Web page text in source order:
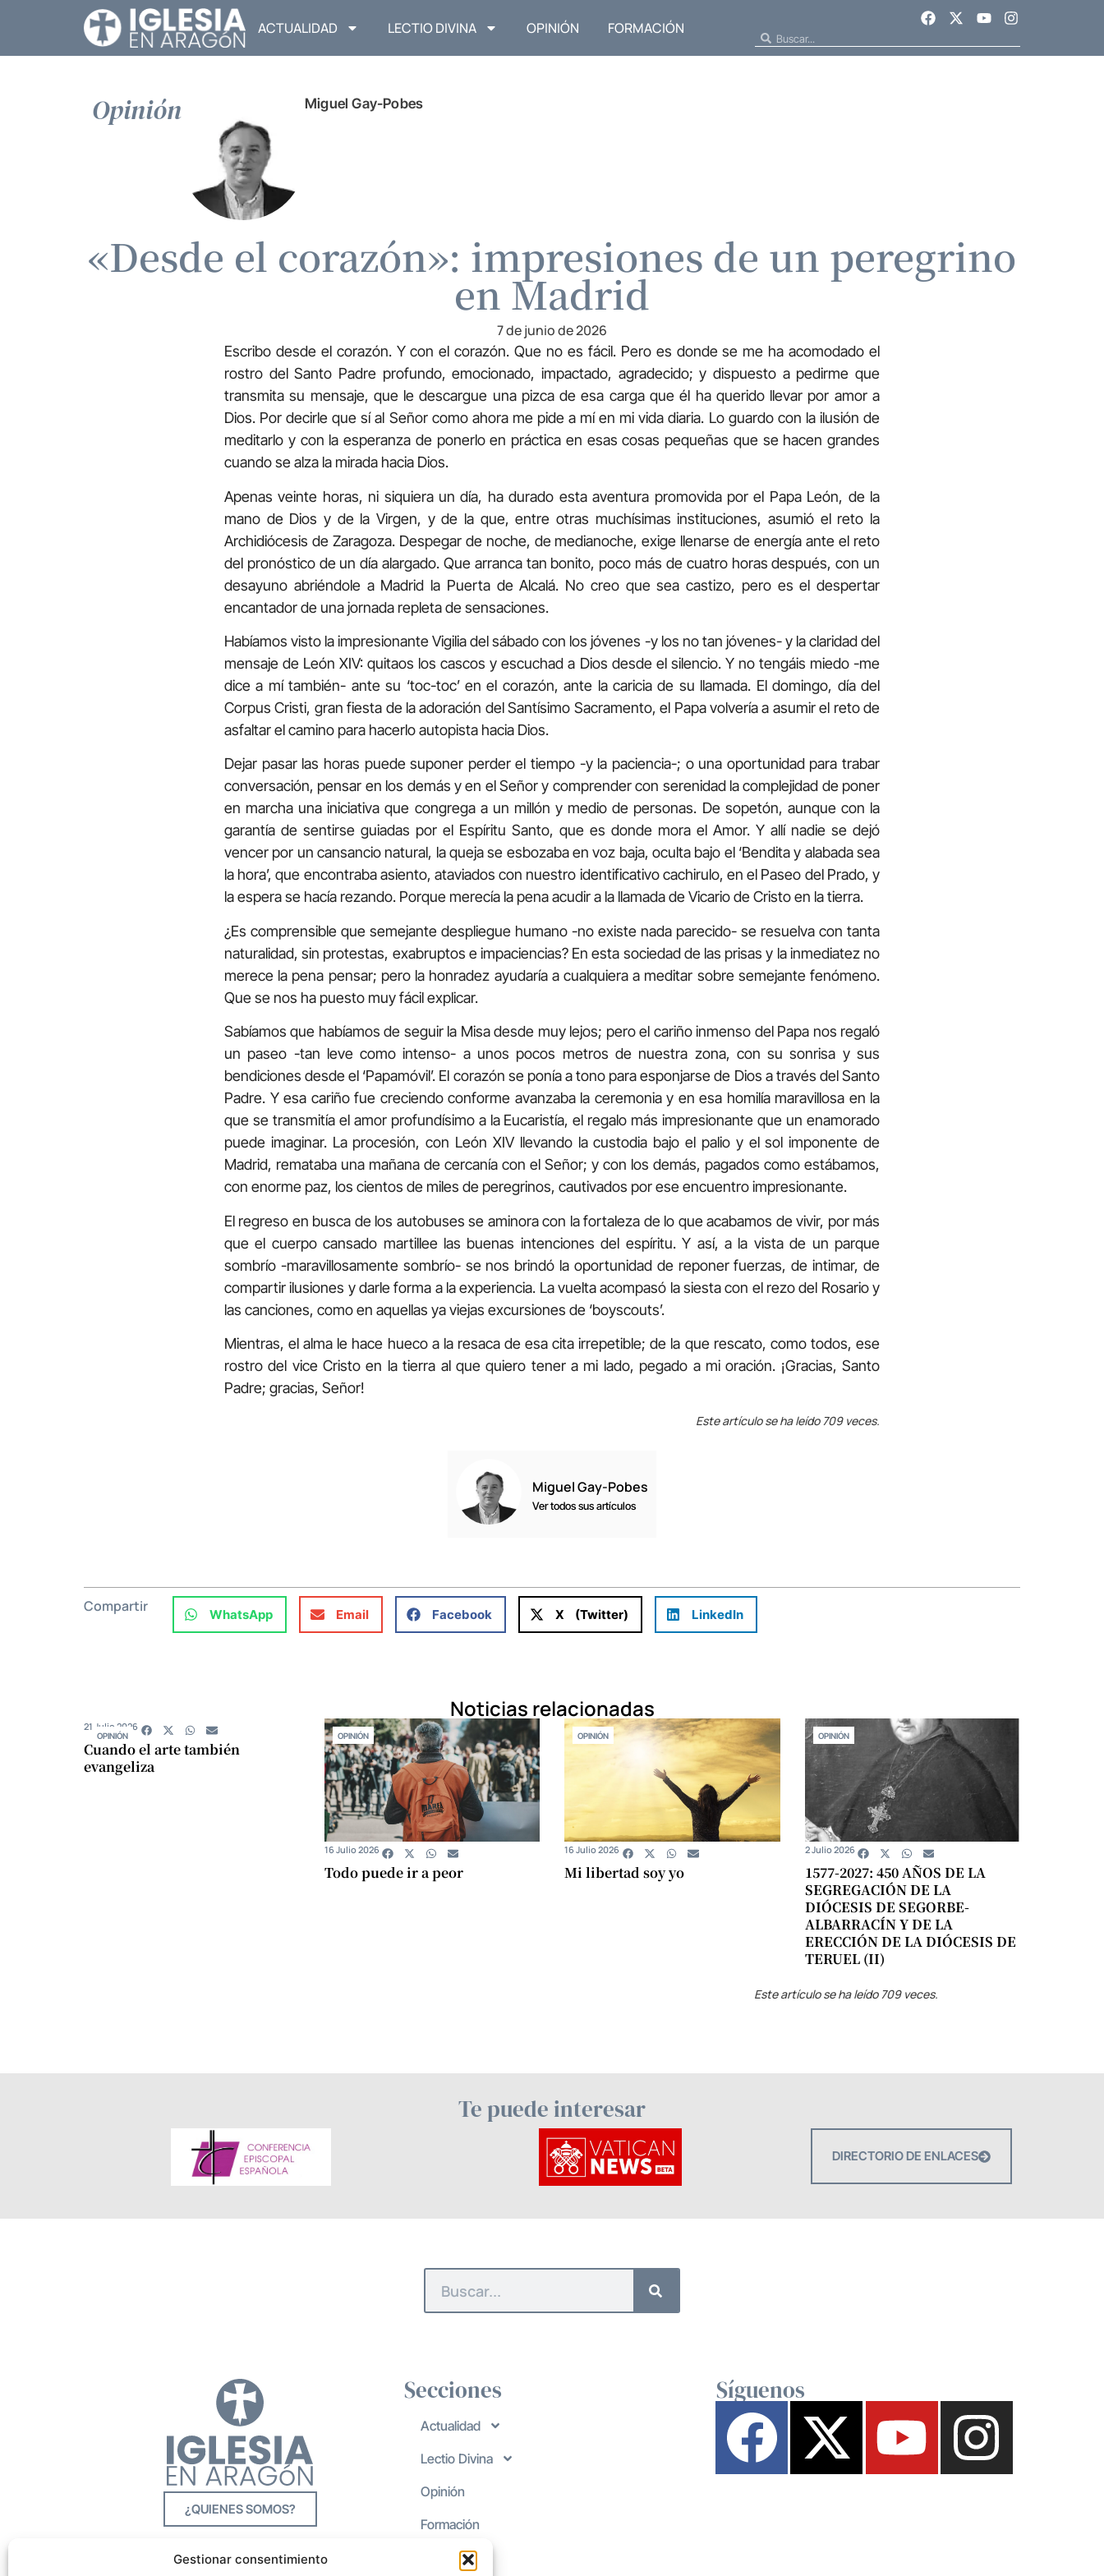
Gestionar consentimiento
ACTUALIDAD LECTIO DIVINA OPINIÓN FORMACIÓN
Opinión Miguel Gay-Pobes
«Desde el corazón»: impresiones de un peregrino
en Madrid
7 de junio de 2026
Escribo desde el corazón. Y con el corazón. Que no es fácil. Pero es donde se me ha acomodado el
rostro del Santo Padre profundo, emocionado, impactado, agradecido; y dispuesto a pedirme que
transmita su mensaje, que le descargue una pizca de esa carga que él ha querido llevar por amor a
Dios. Por decirle que sí al Señor como ahora me pide a mí en mi vida diaria. Lo guardo con la ilusión de
meditarlo y con la esperanza de ponerlo en práctica en esas cosas pequeñas que se hacen grandes
cuando se alza la mirada hacia Dios.
Apenas veinte horas, ni siquiera un día, ha durado esta aventura promovida por el Papa León, de la
mano de Dios y de la Virgen, y de la que, entre otras muchísimas instituciones, asumió el reto la
Archidiócesis de Zaragoza. Despegar de noche, de medianoche, exige llenarse de energía ante el reto
del pronóstico de un día alargado. Que arranca tan bonito, poco más de cuatro horas después, con un
desayuno abriéndole a Madrid la Puerta de Alcalá. No creo que sea castizo, pero es el despertar
encantador de una jornada repleta de sensaciones.
Habíamos visto la impresionante Vigilia del sábado con los jóvenes -y los no tan jóvenes- y la claridad del
mensaje de León XIV: quitaos los cascos y escuchad a Dios desde el silencio. Y no tengáis miedo -me
dice a mí también- ante su ‘toc-toc’ en el corazón, ante la caricia de su llamada. El domingo, día del
Corpus Cristi, gran fiesta de la adoración del Santísimo Sacramento, el Papa volvería a asumir el reto de
asfaltar el camino para hacerlo autopista hacia Dios.
Dejar pasar las horas puede suponer perder el tiempo -y la paciencia-; o una oportunidad para trabar
conversación, pensar en los demás y en el Señor y comprender con serenidad la complejidad de poner
en marcha una iniciativa que congrega a un millón y medio de personas. De sopetón, aunque con la
garantía de sentirse guiadas por el Espíritu Santo, que es donde mora el Amor. Y allí nadie se dejó
vencer por un cansancio natural, la queja se esbozaba en voz baja, oculta bajo el ‘Bendita y alabada sea
la hora’, que encontraba asiento, ataviados con nuestro identificativo cachirulo, en el Paseo del Prado, y
la espera se hacía rezando. Porque merecía la pena acudir a la llamada de Vicario de Cristo en la tierra.
¿Es comprensible que semejante despliegue humano -no existe nada parecido- se resuelva con tanta
naturalidad, sin protestas, exabruptos e impaciencias? En esta sociedad de las prisas y la inmediatez no
merece la pena pensar; pero la honradez ayudaría a cualquiera a meditar sobre semejante fenómeno.
Que se nos ha puesto muy fácil explicar.
Sabíamos que habíamos de seguir la Misa desde muy lejos; pero el cariño inmenso del Papa nos regaló
un paseo -tan leve como intenso- a unos pocos metros de nuestra zona, con su sonrisa y sus
bendiciones desde el ‘Papamóvil’. El corazón se ponía a tono para esponjarse de Dios a través del Santo
Padre. Y esa cariño fue creciendo conforme avanzaba la ceremonia y en esa homilía maravillosa en la
que se transmitía el amor profundísimo a la Eucaristía, el regalo más impresionante que un enamorado
puede imaginar. La procesión, con León XIV llevando la custodia bajo el palio y el sol imponente de
Madrid, remataba una mañana de cercanía con el Señor; y con los demás, pagados como estábamos,
con enorme paz, los cientos de miles de peregrinos, cautivados por ese encuentro impresionante.
El regreso en busca de los autobuses se aminora con la fortaleza de lo que acabamos de vivir, por más
que el cuerpo cansado martillee las buenas intenciones del espíritu. Y así, a la vista de un parque
sombrío -maravillosamente sombrío- se nos brindó la oportunidad de reponer fuerzas, de intimar, de
compartir ilusiones y darle forma a la experiencia. La vuelta acompasó la siesta con el rezo del Rosario y
las canciones, como en aquellas ya viejas excursiones de ‘boyscouts’.
Mientras, el alma le hace hueco a la resaca de esa cita irrepetible; de la que rescato, como todos, ese
rostro del vice Cristo en la tierra al que quiero tener a mi lado, pegado a mi oración. ¡Gracias, Santo
Padre; gracias, Señor!
Este artículo se ha leído 709 veces.
Miguel Gay-Pobes
Ver todos sus artículos
Compartir WhatsApp Email Facebook X (Twitter) LinkedIn
Noticias relacionadas
OPINIÓN
Cuando el arte también
evangeliza
21 Julio 2026
OPINIÓN
Todo puede ir a peor
16 Julio 2026
OPINIÓN
Mi libertad soy yo
16 Julio 2026
OPINIÓN
1577-2027: 450 AÑOS DE LA
SEGREGACIÓN DE LA
DIÓCESIS DE SEGORBE-
ALBARRACÍN Y DE LA
ERECCIÓN DE LA DIÓCESIS DE
TERUEL (II)
2 Julio 2026
Este artículo se ha leído 709 veces.
Te puede interesar
DIRECTORIO DE ENLACES
¿QUIENES SOMOS?
Secciones
Actualidad
Lectio Divina
Opinión
Formación
Síguenos